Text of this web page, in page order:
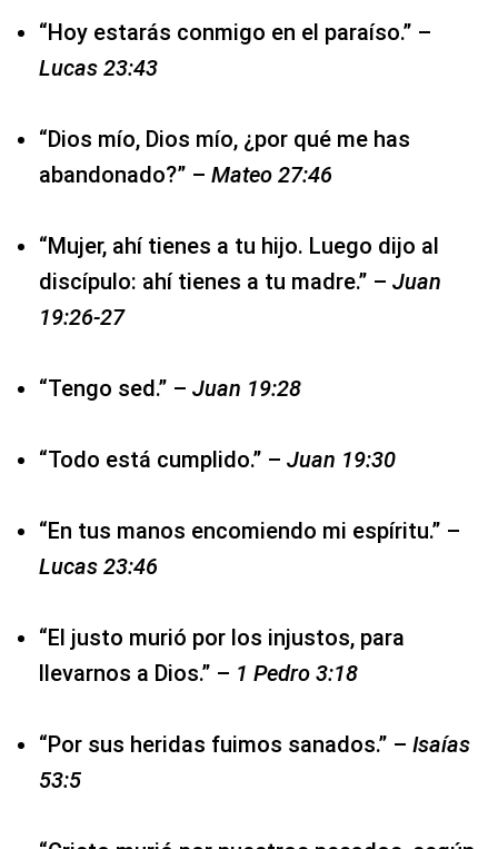
“Hoy estarás conmigo en el paraíso.” –
Lucas 23:43
“Dios mío, Dios mío, ¿por qué me has
abandonado?” – Mateo 27:46
“Mujer, ahí tienes a tu hijo. Luego dijo al
discípulo: ahí tienes a tu madre.” – Juan
19:26-27
“Tengo sed.” – Juan 19:28
“Todo está cumplido.” – Juan 19:30
“En tus manos encomiendo mi espíritu.” –
Lucas 23:46
“El justo murió por los injustos, para
llevarnos a Dios.” – 1 Pedro 3:18
“Por sus heridas fuimos sanados.” – Isaías
53:5